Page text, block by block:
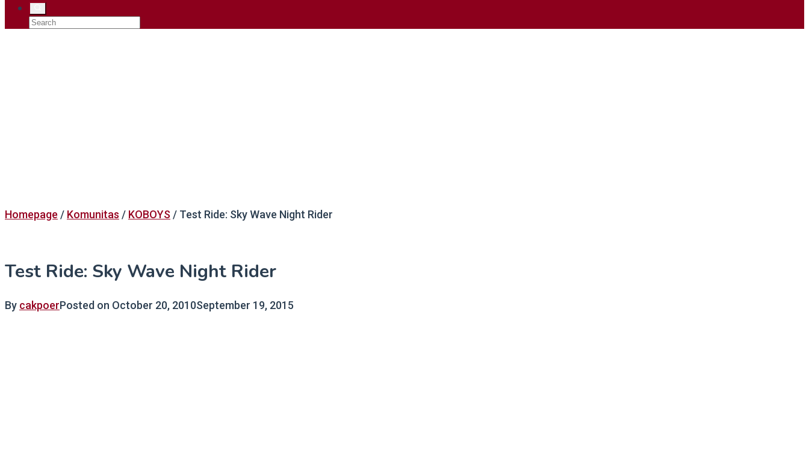
Homepage / Komunitas / KOBOYS / Test Ride: Sky Wave Night Rider
Test Ride: Sky Wave Night Rider
By cakpoerPosted on October 20, 2010September 19, 2015